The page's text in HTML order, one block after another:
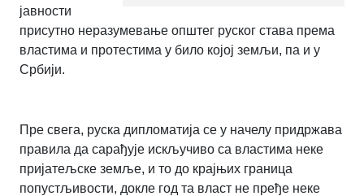
јавности
присутно неразумевање општег руског става према
властима и протестима у било којој земљи, па и у
Србији.
Пре свега, руска дипломатија се у начелу придржава
правила да сарађује искључиво са властима неке
пријатељске земље, и то до крајњих граница
попустљивости, докле год та власт не пређе неке